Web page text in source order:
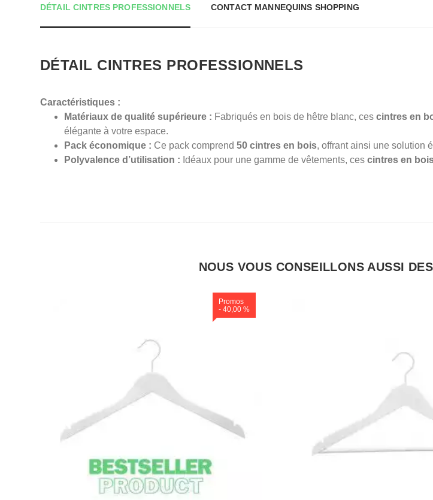
DÉTAIL CINTRES PROFESSIONNELS CONTACT MANNEQUINS SHOPPING
DÉTAIL CINTRES PROFESSIONNELS
Caractéristiques :
Matériaux de qualité supérieure : Fabriqués en bois de hêtre blanc, ces cintres en
élégante à votre espace.
Pack économique : Ce pack comprend 50 cintres en bois, offrant ainsi une solution
Polyvalence d’utilisation : Idéaux pour une gamme de vêtements, ces cintres en
NOUS VOUS CONSEILLONS AUSSI
Promos
- 40,00 %